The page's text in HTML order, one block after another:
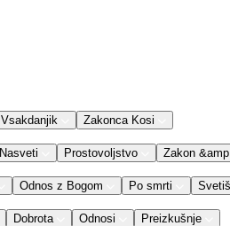
Vsakdanjik Zakonca Kosi
Nasveti Prostovoljstvo Zakon
Odnos z Bogom Po smrti
Dobrota Odnosi Preizkušnje